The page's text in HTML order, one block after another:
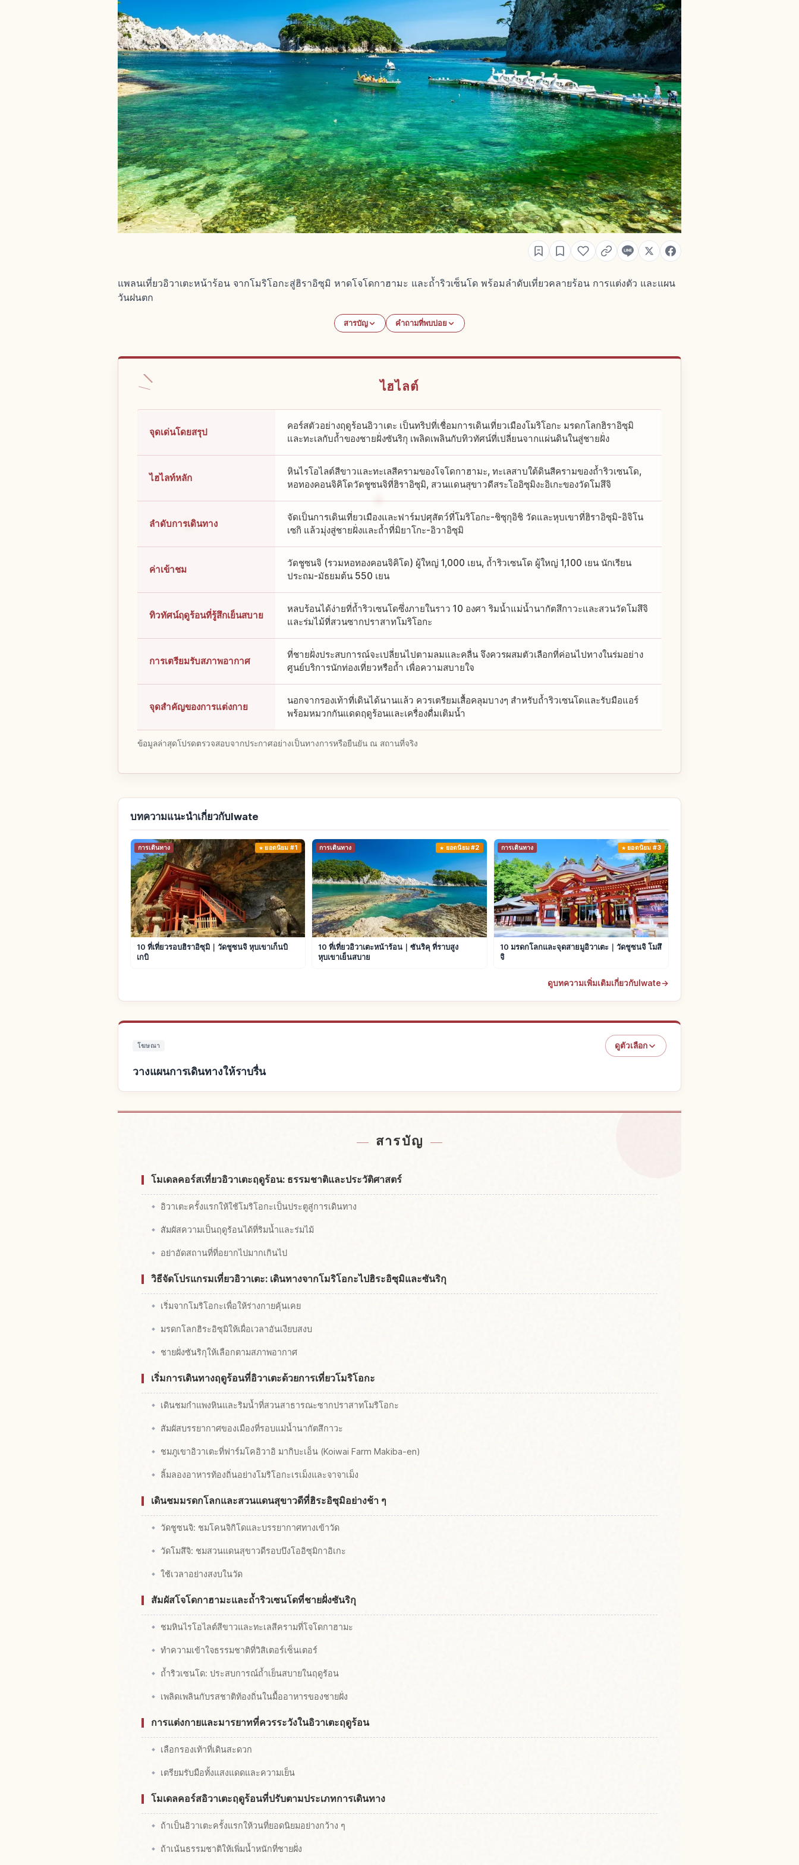
แพลนเที่ยวอิวาเตะหน้าร้อน จากโมริโอกะสู่ฮิราอิซุมิ หาดโจโดกาฮามะ และถ้ำริวเซ็นโด พร้อมลำดับเที่ยวคลายร้อน การแต่งตัว และแผน
วันฝนตก
สารบัญ คำถามที่พบบ่อย
ไฮไลต์
จุดเด่นโดยสรุป
คอร์สตัวอย่างฤดูร้อนอิวาเตะ เป็นทริปที่เชื่อมการเดินเที่ยวเมืองโมริโอกะ มรดกโลกฮิราอิซุมิ
และทะเลกับถ้ำของชายฝั่งซันริกุ เพลิดเพลินกับทิวทัศน์ที่เปลี่ยนจากแผ่นดินในสู่ชายฝั่ง
ไฮไลท์หลัก
หินไรโอไลต์สีขาวและทะเลสีครามของโจโดกาฮามะ, ทะเลสาบใต้ดินสีครามของถ้ำริวเซนโด,
หอทองคอนจิคิโดวัดชูซนจิที่ฮิราอิซุมิ, สวนแดนสุขาวดีสระโออิซุมิงะอิเกะของวัดโมสึจิ
ลำดับการเดินทาง
จัดเป็นการเดินเที่ยวเมืองและฟาร์มปศุสัตว์ที่โมริโอกะ-ชิซุกุอิชิ วัดและหุบเขาที่ฮิราอิซุมิ-อิจิโน
เซกิ แล้วมุ่งสู่ชายฝั่งและถ้ำที่มิยาโกะ-อิวาอิซุมิ
ค่าเข้าชม
วัดชูซนจิ (รวมหอทองคอนจิคิโด) ผู้ใหญ่ 1,000 เยน, ถ้ำริวเซนโด ผู้ใหญ่ 1,100 เยน นักเรียน
ประถม-มัธยมต้น 550 เยน
ทิวทัศน์ฤดูร้อนที่รู้สึกเย็นสบาย
หลบร้อนได้ง่ายที่ถ้ำริวเซนโดซึ่งภายในราว 10 องศา ริมน้ำแม่น้ำนากัตสึกาวะและสวนวัดโมสึจิ
และร่มไม้ที่สวนซากปราสาทโมริโอกะ
การเตรียมรับสภาพอากาศ
ที่ชายฝั่งประสบการณ์จะเปลี่ยนไปตามลมและคลื่น จึงควรผสมตัวเลือกที่ค่อนไปทางในร่มอย่าง
ศูนย์บริการนักท่องเที่ยวหรือถ้ำ เพื่อความสบายใจ
จุดสำคัญของการแต่งกาย
นอกจากรองเท้าที่เดินได้นานแล้ว ควรเตรียมเสื้อคลุมบางๆ สำหรับถ้ำริวเซนโดและรับมือแอร์
พร้อมหมวกกันแดดฤดูร้อนและเครื่องดื่มเติมน้ำ
ข้อมูลล่าสุดโปรดตรวจสอบจากประกาศอย่างเป็นทางการหรือยืนยัน ณ สถานที่จริง
บทความแนะนำเกี่ยวกับIwate
การเดินทาง ยอดนิยม #1
10 ที่เที่ยวรอบฮิราอิซุมิ｜วัดชูซนจิ หุบเขาเก็นบิ
เกบิ
การเดินทาง ยอดนิยม #2
10 ที่เที่ยวอิวาเตะหน้าร้อน｜ซันริคุ ที่ราบสูง
หุบเขาเย็นสบาย
การเดินทาง ยอดนิยม #3
10 มรดกโลกและจุดสายมูอิวาเตะ｜วัดชูซนจิ โมสึ
จิ
ดูบทความเพิ่มเติมเกี่ยวกับIwate→
โฆษณา ดูตัวเลือก
วางแผนการเดินทางให้ราบรื่น
สารบัญ
โมเดลคอร์สเที่ยวอิวาเตะฤดูร้อน: ธรรมชาติและประวัติศาสตร์
อิวาเตะครั้งแรกให้ใช้โมริโอกะเป็นประตูสู่การเดินทาง
สัมผัสความเป็นฤดูร้อนได้ที่ริมน้ำและร่มไม้
อย่าอัดสถานที่ที่อยากไปมากเกินไป
วิธีจัดโปรแกรมเที่ยวอิวาเตะ: เดินทางจากโมริโอกะไปฮิระอิซุมิและซันริกุ
เริ่มจากโมริโอกะเพื่อให้ร่างกายคุ้นเคย
มรดกโลกฮิระอิซุมิให้เผื่อเวลาอันเงียบสงบ
ชายฝั่งซันริกุให้เลือกตามสภาพอากาศ
เริ่มการเดินทางฤดูร้อนที่อิวาเตะด้วยการเที่ยวโมริโอกะ
เดินชมกำแพงหินและริมน้ำที่สวนสาธารณะซากปราสาทโมริโอกะ
สัมผัสบรรยากาศของเมืองที่รอบแม่น้ำนากัตสึกาวะ
ชมภูเขาอิวาเตะที่ฟาร์มโคอิวาอิ มากิบะเอ็น (Koiwai Farm Makiba-en)
ลิ้มลองอาหารท้องถิ่นอย่างโมริโอกะเรเม็งและจาจาเม็ง
เดินชมมรดกโลกและสวนแดนสุขาวดีที่ฮิระอิซุมิอย่างช้า ๆ
วัดชูซนจิ: ชมโคนจิกิโดและบรรยากาศทางเข้าวัด
วัดโมสึจิ: ชมสวนแดนสุขาวดีรอบบึงโออิซุมิกาอิเกะ
ใช้เวลาอย่างสงบในวัด
สัมผัสโจโดกาฮามะและถ้ำริวเซนโดที่ชายฝั่งซันริกุ
ชมหินไรโอไลต์สีขาวและทะเลสีครามที่โจโดกาฮามะ
ทำความเข้าใจธรรมชาติที่วิสิเตอร์เซ็นเตอร์
ถ้ำริวเซนโด: ประสบการณ์ถ้ำเย็นสบายในฤดูร้อน
เพลิดเพลินกับรสชาติท้องถิ่นในมื้ออาหารของชายฝั่ง
การแต่งกายและมารยาทที่ควรระวังในอิวาเตะฤดูร้อน
เลือกรองเท้าที่เดินสะดวก
เตรียมรับมือทั้งแสงแดดและความเย็น
โมเดลคอร์สอิวาเตะฤดูร้อนที่ปรับตามประเภทการเดินทาง
ถ้าเป็นอิวาเตะครั้งแรกให้วนที่ยอดนิยมอย่างกว้าง ๆ
ถ้าเน้นธรรมชาติให้เพิ่มน้ำหนักที่ชายฝั่ง